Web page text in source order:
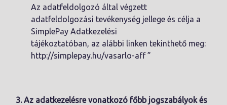
Az adatfeldolgozó által végzett
adatfeldolgozási tevékenység jellege és célja a
SimplePay Adatkezelési
tájékoztatóban, az alábbi linken tekinthető meg:
http://simplepay.hu/vasarlo-aff ”
3. Az adatkezelésre vonatkozó főbb jogszabályok és